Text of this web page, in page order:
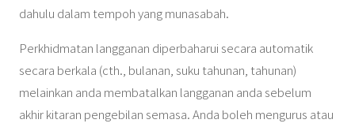
dahulu dalam tempoh yang munasabah.
Perkhidmatan langganan diperbaharui secara automatik
secara berkala (cth., bulanan, suku tahunan, tahunan)
melainkan anda membatalkan langganan anda sebelum
akhir kitaran pengebilan semasa. Anda boleh mengurus atau